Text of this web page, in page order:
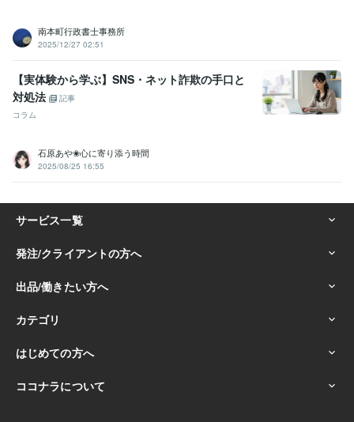
南本町行政書士事務所
2025/12/27 02:51
【実体験から学ぶ】SNS・ネット詐欺の手口と
対処法
記事
コラム
石原あや❀心に寄り添う時間
2025/08/25 16:55